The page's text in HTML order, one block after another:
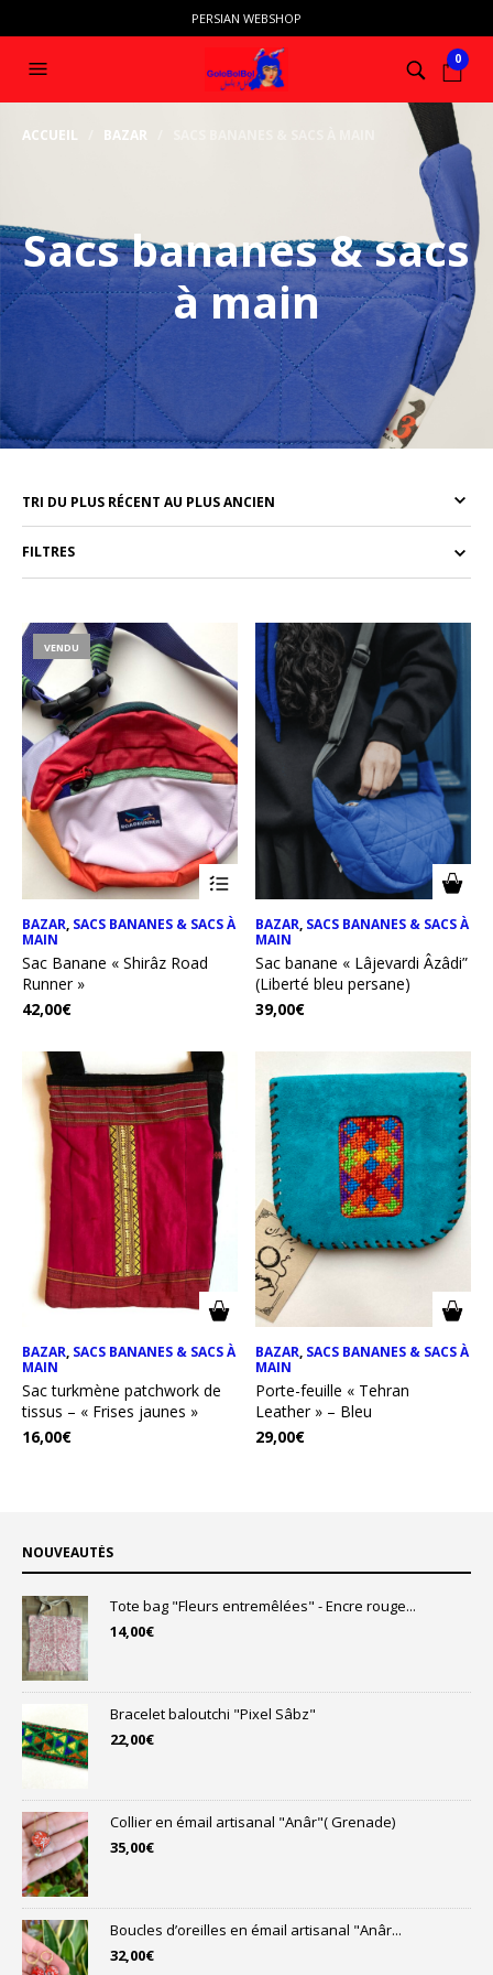
PERSIAN WEBSHOP
0
ACCUEIL BAZAR
Sacs bananes & sacs
à main
FILTRES
VENDU
BAZAR, SACS BANANES & SACS À
MAIN
Sac Banane « Shirâz Road
Runner »
42,00€
BAZAR, SACS BANANES & SACS À
MAIN
Sac banane « Lâjevardi Âzâdi”
(Liberté bleu persane)
39,00€
BAZAR, SACS BANANES & SACS À
MAIN
Sac turkmène patchwork de
tissus – « Frises jaunes »
16,00€
BAZAR, SACS BANANES & SACS À
MAIN
Porte-feuille « Tehran
Leather » – Bleu
29,00€
NOUVEAUTÉS
Tote bag "Fleurs entremêlées" - Encre rouge...
14,00€
Bracelet baloutchi "Pixel Sâbz"
22,00€
Collier en émail artisanal "Anâr"( Grenade)
35,00€
Boucles d’oreilles en émail artisanal "Anâr...
32,00€